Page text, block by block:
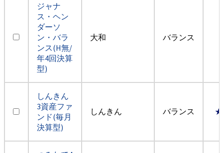
ジャナ
ス・ヘン
ダーソ
ン・バラ
ンス(H無/
年4回決算
型)
大和 バランス
しんきん
3資産ファ
ンド(毎月
決算型)
しんきん バランス